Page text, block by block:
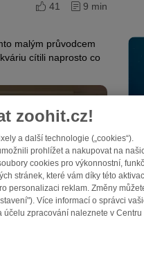
41
9 min
malým průvodcem
cítili naprosto co
zoohit.cz!
a další technologie („cookies“).
prohlížet a nakupovat na
cookies pro výkonnostní,
stránek, které vám díky této
personalizaci reklam. Změny
Více informací o správci
zpracování naleznete v Centru